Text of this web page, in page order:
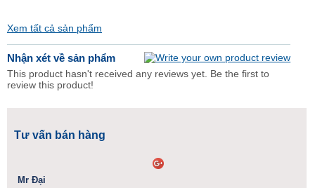
Xem tất cả sản phẩm
Nhận xét về sản phẩm
This product hasn't received any reviews yet. Be the first to
review this product!
Tư vấn bán hàng
Mr Đại